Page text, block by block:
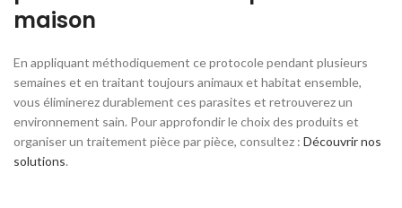
maison
En appliquant méthodiquement ce protocole pendant plusieurs
semaines et en traitant toujours animaux et habitat ensemble,
vous éliminerez durablement ces parasites et retrouverez un
environnement sain. Pour approfondir le choix des produits et
organiser un traitement pièce par pièce, consultez : Découvrir nos
solutions.